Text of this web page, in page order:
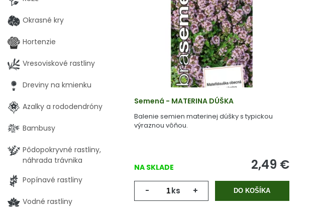
Semená - MATERINA DÚŠKA
Balenie semien materinej dúšky s typickou
výraznou vôňou.
NA SKLADE 2,49 €
- ks + DO KOŠÍKA
Okrasné kry
Hortenzie
Vresoviskové rastliny
Dreviny na kmienku
Azalky a rododendróny
Bambusy
Pôdopokryvné rastliny,
náhrada trávnika
Popínavé rastliny
Vodné rastliny